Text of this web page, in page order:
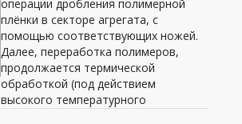
операции дробления полимерной
плёнки в секторе агрегата, с
помощью соответствующих ножей.
Далее, переработка полимеров,
продолжается термической
обработкой (под действием
высокого температурного